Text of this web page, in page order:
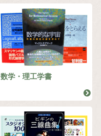
数学・理工学書